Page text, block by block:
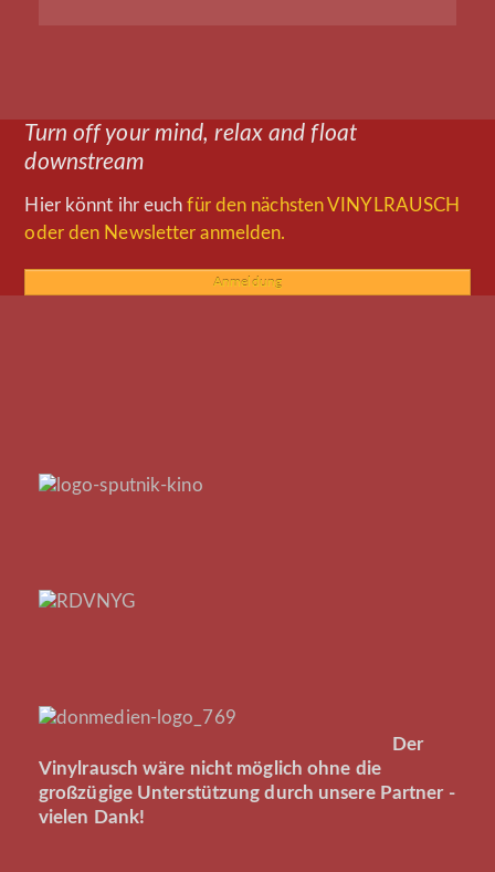
Turn off your mind, relax and float
downstream
Hier könnt ihr euchfür den nächsten VINYLRAUSCH
oder den Newsletter anmelden.
Anmeldung
Der
Vinylrausch wäre nicht möglich ohne die
großzügige Unterstützung durch unsere Partner -
vielen Dank!